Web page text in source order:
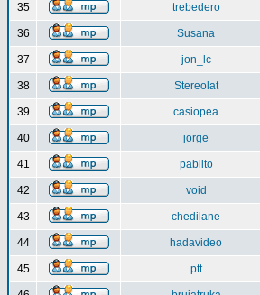
35 trebedero
36 Susana
37 jon_lc
38 Stereolat
39 casiopea
40 jorge
41 pablito
42 void
43 chedilane
44 hadavideo
45 ptt